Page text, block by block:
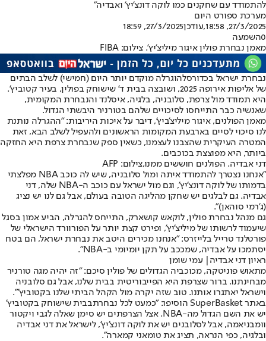
להתמודד עם שחקנים כמו לוקה דונצ'יץ' ואבדיה"
מערכת ספורט היום
27/3/2025, 18:58
,עודכן27/3/2025, 18:59
0השמעה
מאמן נבחרת פולין איגור מיליצ'יץ'. צילום: FIBA
נבחרת ישראל בכדורסלהוגרלה מוקדם יותר היום (חמישי) לשלב הבתים
של אליפות אירופה 2025, ושובצה בבית ד' שישוחק בפולין, בעיר קטוביץ'.
היא תמודד מול צרפת, סלובניה, בלגיה, איסלנד והנבחרת המקומית,
שאנשיה כבר התייחסו לסיכויים שלהם בטורניר היבשתי הגדול.
מאמן הפולנים, איגור מיליצ'ביץ', דיבר על איכות היריבות: "ההגרלה נותנת
לנו סיכוי לסיים בארבעת המקומות הראשונים ולהעפיל לשלב הבא, זאת
המטרה העיקרית שהצבנו לעצמנו, כשאין ספק שנבחרת צרפת היא החזקה
ביותר, היא מפוצצת בכוכבים.
דני אבדיה. הפולנים חוששים ממנו,צילום: AFP
"אנחנו נצטרך להתמודד איתה ומול סלובניה, שיש לה כוכב NBA מפלצתי
בדמותו של לוקה דונצ'יץ', וגם מול ישראל עם כוכב ה-NBA שלה, דני
אבדיה. גם לבלגים יש שחקן מהליגה הטובה בעולם, אבל גם לנו יש נציג
(ג'רמי סוהאן)".
גם מנהל נבחרת פולין, לוקאש קושארק, התייחס להגרלה, הביע אמון בסגל
שיעמוד לרשותו של מיליצ'יץ', ופירט קצת יותר על הפורוורד הישראלי של
פורטלנד טרייל בלייזרס: "אנחנו מכירים היטב את נבחרת ישראל, הם בטח
יסתמכו על אבדיה, שמככב על תקן יומיומי ב-NBA".
ראיון דני אבדיה| עמי שומן
מתאוש פוניטקה, מכוכביה הגדולים של פולין סיכם: "זה יהיה מגה טורניר
מבחינתנו. ברור שצרפת היא הפייבוריטית בבית שלנו, אבל גם סלובניה
וישראל יאתגרו אותנו. טוב שזה יקרה מול הקהל הביתי שלנו בקטוביץ'".
באתר SuperBasket הוסיפו: "
כמעט לכל נבחרתבבית שישוחק בקטוביץ'
יש את השם הגדול מה-NBA. אצל הצרפתים יש סימן שאלה לגבי ויקטור
וומבניאמה, אבל לסלובנים יש את לוקה דונצ'יץ', לישראל את דני אבדיה
ובלגיה, כפי הנראה, תציג את טומאני קמארה".